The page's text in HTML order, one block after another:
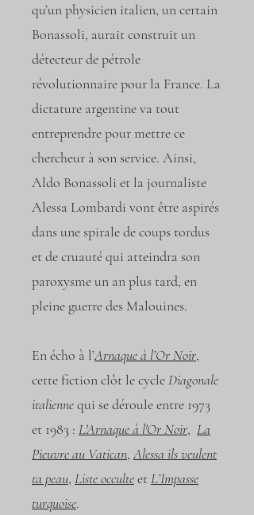
qu’un physicien italien, un certain
Bonassoli, aurait construit un
détecteur de pétrole
révolutionnaire pour la France. La
dictature argentine va tout
entreprendre pour mettre ce
chercheur à son service. Ainsi,
Aldo Bonassoli et la journaliste
Alessa Lombardi vont être aspirés
dans une spirale de coups tordus
et de cruauté qui atteindra son
paroxysme un an plus tard, en
pleine guerre des Malouines.
En écho à l’Arnaque à l’Or Noir,
cette fiction clôt le cycleDiagonale
italiennequi se déroule entre 1973
et 1983 : L'Arnaque à l'Or Noir, La
Pieuvre au Vatican,Alessa ils veulent
ta peau, Liste occulteetL’Impasse
turquoise.